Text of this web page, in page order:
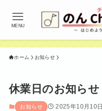
MENU
ホーム お知らせ
休業日のお知らせ
お知らせ 2025年10月10日